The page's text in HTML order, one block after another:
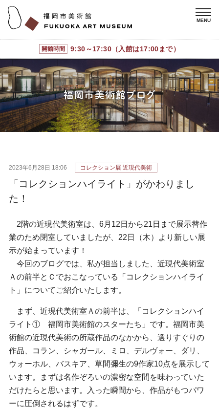
開館時間 9:30～17:30（入館は17:00まで）
2023年6月28日 18:06 コレクション展 近現代美術
「コレクションハイライト」がかわりまし
た！
2階の近現代美術室は、6月12日から21日まで展示替作
業のため閉室していましたが、22日（木）より新しい展
示が始まっています！
今回のブログでは、私が担当しました、近現代美術室
Ａの前半とＣでおこなっている「コレクションハイライ
ト」についてご紹介いたします。
まず、近現代美術室Ａの前半は、「コレクションハイ
ライト① 福岡市美術館のスターたち」です。福岡市美
術館の近現代美術の所蔵作品のなかから、選りすぐりの
作品、コラン、シャガール、ミロ、デルヴォー、ダリ、
ウォーホル、バスキア、草間彌生の9作家10点を展示して
います。まずは名作ぞろいの濃密な空間を味わっていた
だけたらと思います。入った瞬間から、作品がもつパワ
ーに圧倒されるはずです。